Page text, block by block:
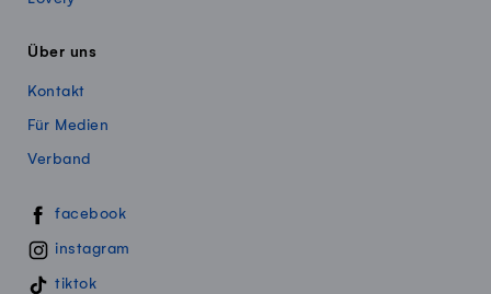
Über uns
Kontakt
Für Medien
Verband
Swissmillk auf Social Media
facebook
instagram
tiktok